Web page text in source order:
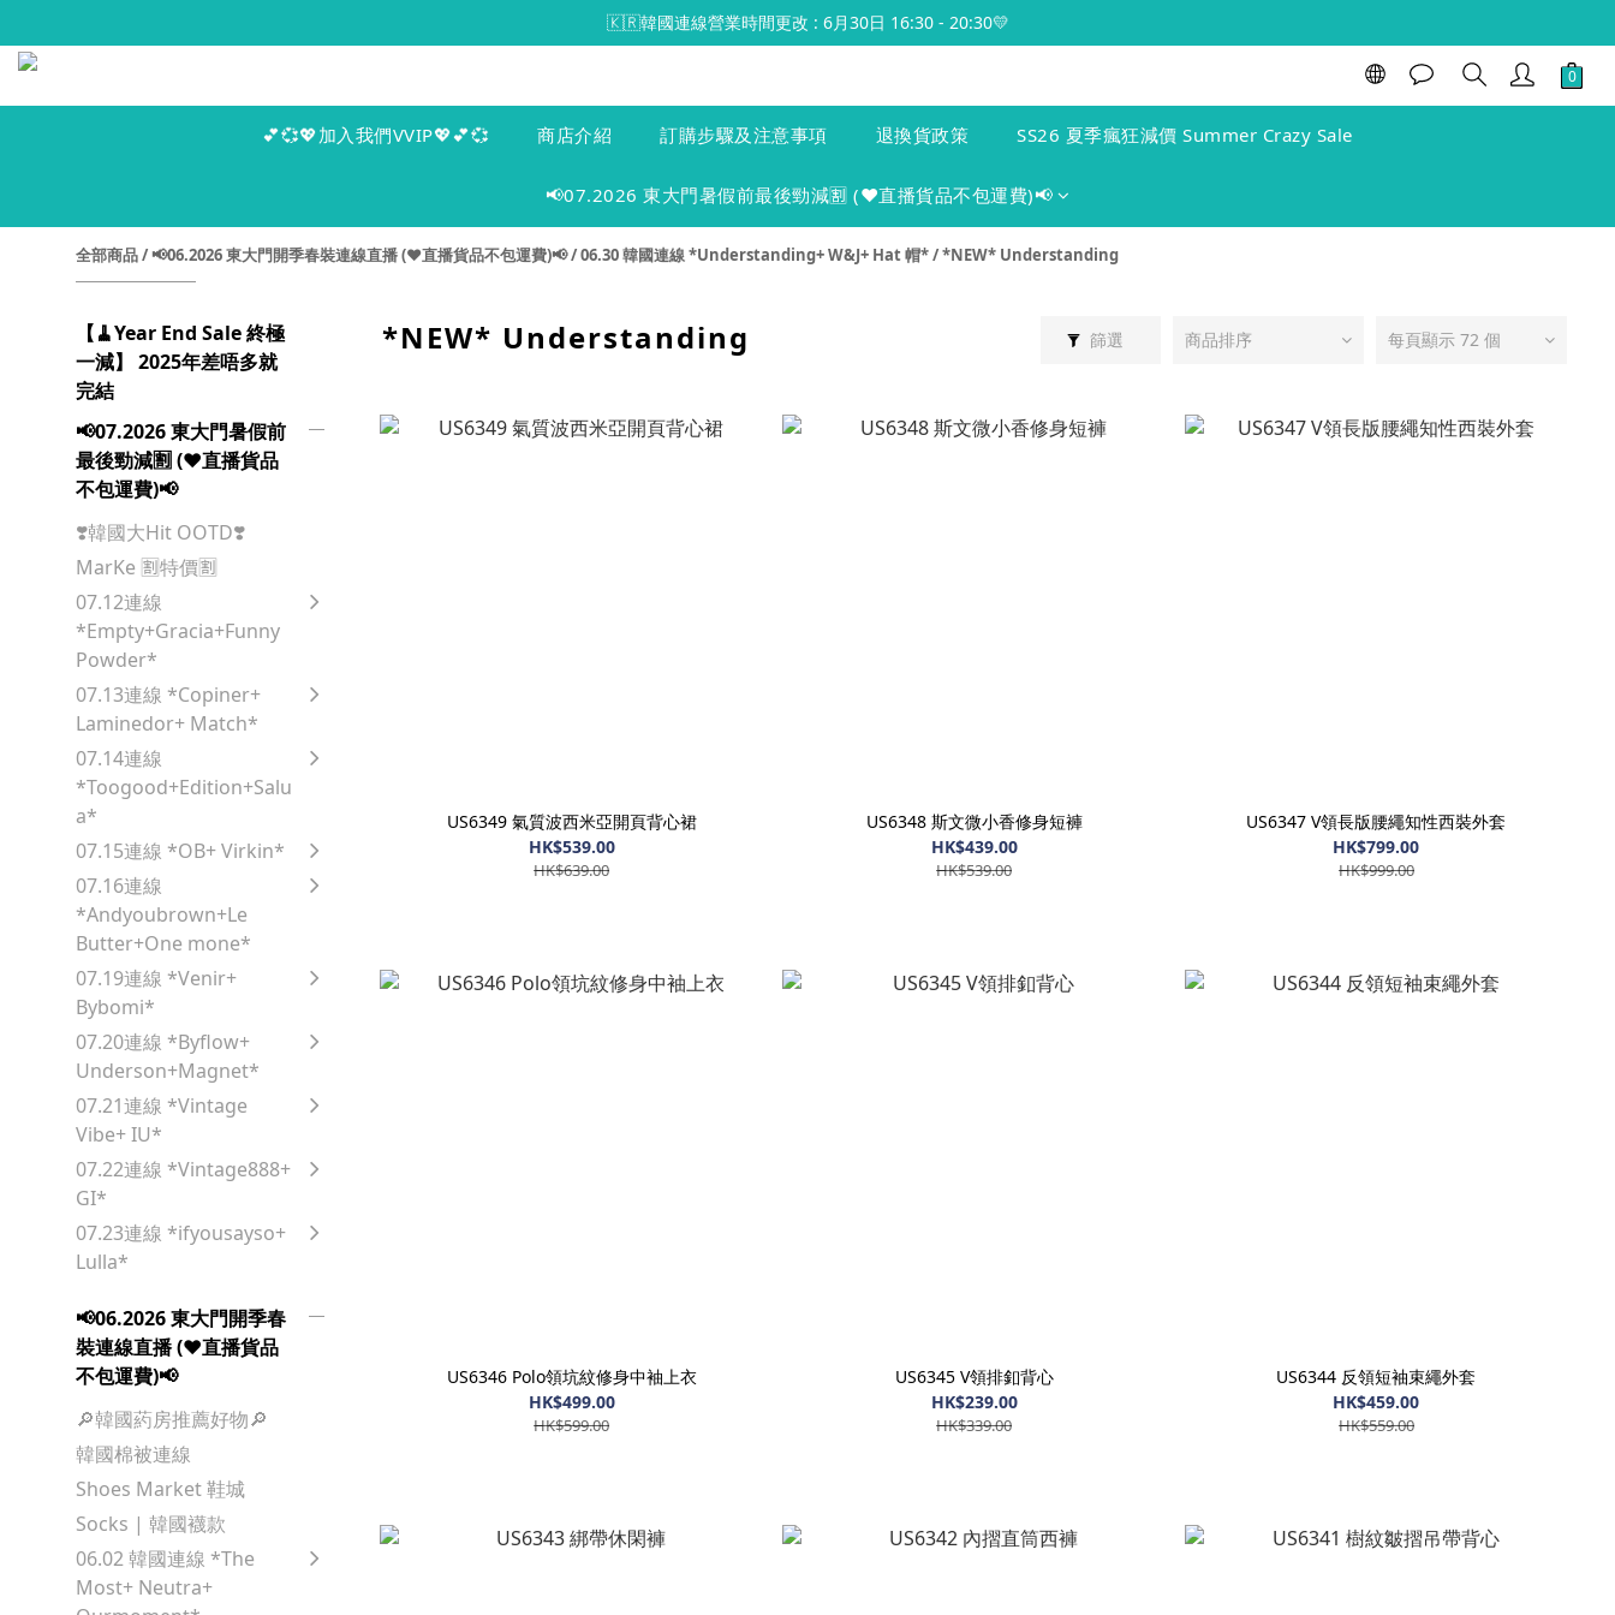
🇰🇷韓國連線營業時間更改 : 6月30日 16:30 - 20:30💛
💕💞💖加入我們VVIP💖💕💞 商店介紹 訂購步驟及注意事項 退換貨政策 SS26 夏季瘋狂減價 Summer Crazy Sale
📢07.2026 東大門暑假前最後勁減🈹 (♥️直播貨品不包運費)📢
全部商品/📢06.2026 東大門開季春裝連線直播 (♥️直播貨品不包運費)📢/06.30 韓國連線 *Understanding+ W&J+ Hat 帽*/*NEW* Understanding
【🧹Year End Sale 終極
一減】 2025年差唔多就
完結
📢07.2026 東大門暑假前
最後勁減🈹 (♥️直播貨品
不包運費)📢
❣️韓國大Hit OOTD❣️
MarKe 🈹️特價🈹️
07.12連線
*Empty+Gracia+Funny
Powder*
07.13連線 *Copiner+
Laminedor+ Match*
07.14連線
*Toogood+Edition+Salu
a*
07.15連線 *OB+ Virkin*
07.16連線
*Andyoubrown+Le
Butter+One mone*
07.19連線 *Venir+
Bybomi*
07.20連線 *Byflow+
Underson+Magnet*
07.21連線 *Vintage
Vibe+ IU*
07.22連線 *Vintage888+
GI*
07.23連線 *ifyousayso+
Lulla*
📢06.2026 東大門開季春
裝連線直播 (♥️直播貨品
不包運費)📢
🔎韓國葯房推薦好物🔎
韓國棉被連線
Shoes Market 鞋城
Socks | 韓國襪款
06.02 韓國連線 *The
Most+ Neutra+
*NEW* Understanding 篩選 商品排序 每頁顯示 72 個
US6349 氣質波西米亞開頁背心裙
HK$539.00
HK$639.00
US6348 斯文微小香修身短褲
HK$439.00
HK$539.00
US6347 V領長版腰繩知性西裝外套
HK$799.00
HK$999.00
US6346 Polo領坑紋修身中袖上衣
HK$499.00
HK$599.00
US6345 V領排釦背心
HK$239.00
HK$339.00
US6344 反領短袖束繩外套
HK$459.00
HK$559.00